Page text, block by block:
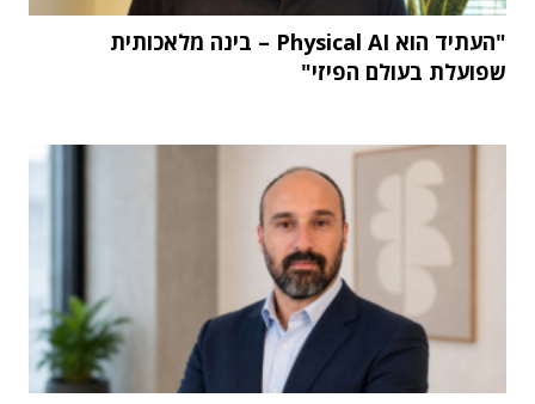
"העתיד הוא Physical AI – בינה מלאכותית
שפועלת בעולם הפיזי"